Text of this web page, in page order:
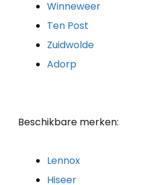
Winneweer
Ten Post
Zuidwolde
Adorp
Beschikbare merken:
Lennox
Hiseer